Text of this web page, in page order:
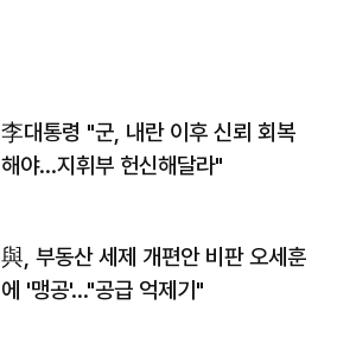
李대통령 "군, 내란 이후 신뢰 회복
해야…지휘부 헌신해달라"
與, 부동산 세제 개편안 비판 오세훈
에 '맹공'…"공급 억제기"